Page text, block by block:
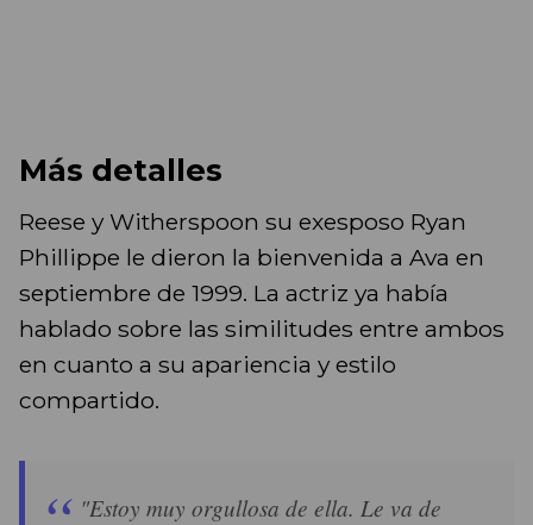
Más detalles
Reese y Witherspoon su exesposo Ryan
Phillippe le dieron la bienvenida a Ava en
septiembre de 1999. La actriz ya había
hablado sobre las similitudes entre ambos
en cuanto a su apariencia y estilo
compartido.
"Estoy muy orgullosa de ella. Le va de